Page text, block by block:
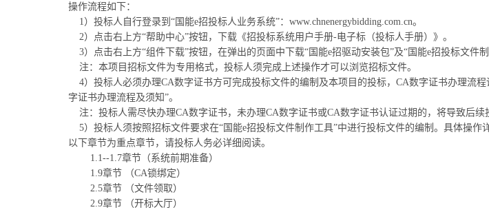
操作流程如下：
1）投标人自行登录到“国能e招投标人业务系统”：www.chnenergybidding.com.cn。
2）点击右上方“帮助中心”按钮，下载《招投标系统用户手册-电子标（投标人手册）》。
3）点击右上方“组件下载”按钮，在弹出的页面中下载“国能e招驱动安装包”及“国能e招投标文件制
注：本项目招标文件为专用格式，投标人须完成上述操作才可以浏览招标文件。
4）投标人必须办理CA数字证书方可完成投标文件的编制及本项目的投标，CA数字证书办理流
字证书办理流程及须知”。
注：投标人需尽快办理CA数字证书，未办理CA数字证书或CA数字证书认证过期的，将导致后续
5）投标人须按照招标文件要求在“国能e招投标文件制作工具”中进行投标文件的编制。具体操
以下章节为重点章节，请投标人务必详细阅读。
1.1--1.7章节（系统前期准备）
1.9章节 （CA锁绑定）
2.5章节 （文件领取）
2.9章节 （开标大厅）